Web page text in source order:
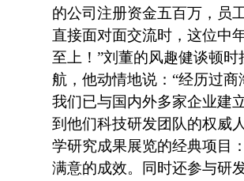
的公司注册资金五百万，员
直接面对面交流时，这位中
至上！”刘董的风趣健谈顿
航，他动情地说：“经历过
我们已与国内外多家企业建
到他们科技研发团队的权威
学研究成果展览的经典项目
满意的成效。同时还参与研